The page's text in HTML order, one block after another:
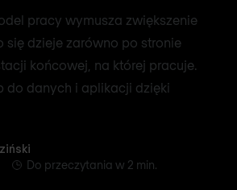
pracy wymusza zwiększenie
się dzieje zarówno po stronie
końcowej, na której pracuje.
do danych i aplikacji dzięki
Do przeczytania w 2 min.